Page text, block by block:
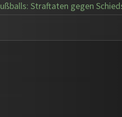
Straftaten gegen